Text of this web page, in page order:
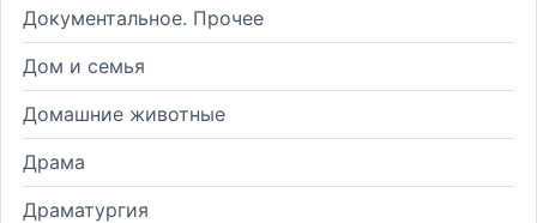
Документальное. Прочее
Дом и семья
Домашние животные
Драма
Драматургия